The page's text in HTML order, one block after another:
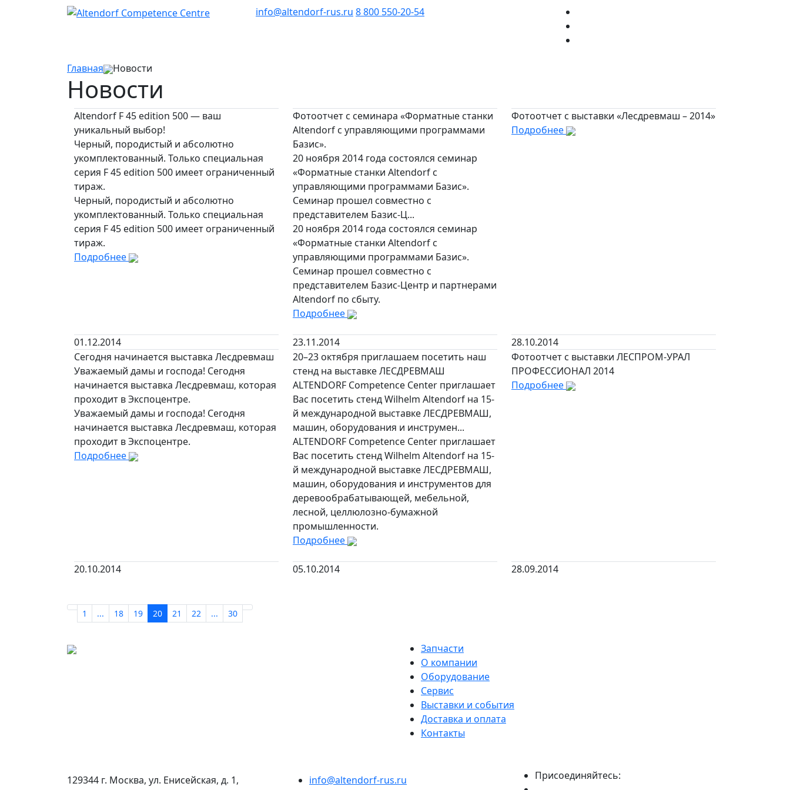
info@altendorf-rus.ru 8 800 550-20-54
Главная Новости
Новости
Altendorf F 45 edition 500 — ваш
уникальный выбор!
Черный, породистый и абсолютно
укомплектованный. Только специальная
серия F 45 edition 500 имеет ограниченный
тираж.
Черный, породистый и абсолютно
укомплектованный. Только специальная
серия F 45 edition 500 имеет ограниченный
тираж.
Подробнее
01.12.2014
Фотоотчет с семинара «Форматные станки
Altendorf с управляющими программами
Базис».
20 ноября 2014 года состоялся семинар
«Форматные станки Altendorf с
управляющими программами Базис».
Семинар прошел совместно с
представителем Базис-Ц...
20 ноября 2014 года состоялся семинар
«Форматные станки Altendorf с
управляющими программами Базис».
Семинар прошел совместно с
представителем Базис-Центр и партнерами
Altendorf по сбыту.
Подробнее
23.11.2014
Фотоотчет с выставки «Лесдревмаш – 2014»
Подробнее
28.10.2014
Сегодня начинается выставка Лесдревмаш
Уважаемый дамы и господа! Сегодня
начинается выставка Лесдревмаш, которая
проходит в Экспоцентре.
Уважаемый дамы и господа! Сегодня
начинается выставка Лесдревмаш, которая
проходит в Экспоцентре.
Подробнее
20.10.2014
20–23 октября приглашаем посетить наш
стенд на выставке ЛЕСДРЕВМАШ
ALTENDORF Competence Center приглашает
Вас посетить стенд Wilhelm Altendorf на 15-
й международной выставке ЛЕСДРЕВМАШ,
машин, оборудования и инструмен...
ALTENDORF Competence Center приглашает
Вас посетить стенд Wilhelm Altendorf на 15-
й международной выставке ЛЕСДРЕВМАШ,
машин, оборудования и инструментов для
деревообрабатывающей, мебельной,
лесной, целлюлозно-бумажной
промышленности.
Подробнее
05.10.2014
Фотоотчет с выставки ЛЕСПРОМ-УРАЛ
ПРОФЕССИОНАЛ 2014
Подробнее
28.09.2014
1 ... 18 19 20 21 22 ... 30
Запчасти
О компании
Оборудование
Сервис
Выставки и события
Доставка и оплата
Контакты
129344 г. Москва, ул. Енисейская, д. 1,
info@altendorf-rus.ru
Присоединяйтесь: